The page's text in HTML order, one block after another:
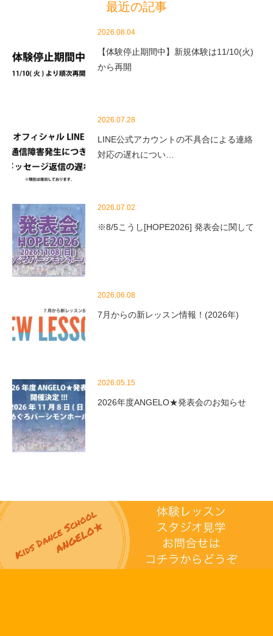
最近の記事
2026.08.04
【体験停止期間中】新規体験は11/10(火)
から再開
2026.07.28
LINE公式アカウントの不具合による連絡
対応の遅れについ…
2026.07.02
※8/5こうし[HOPE2026] 発表会に関して
2026.06.08
7月からの新レッスン情報！(2026年)
2026.05.15
2026年度ANGELO★発表会のお知らせ